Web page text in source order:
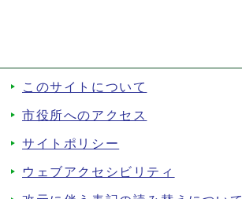
このサイトについて
市役所へのアクセス
サイトポリシー
ウェブアクセシビリティ